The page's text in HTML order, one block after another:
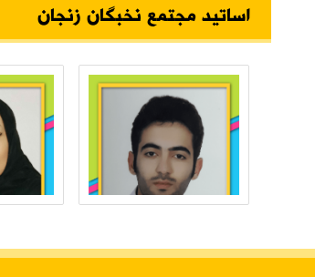
اساتید مجتمع نخبگان زنجان